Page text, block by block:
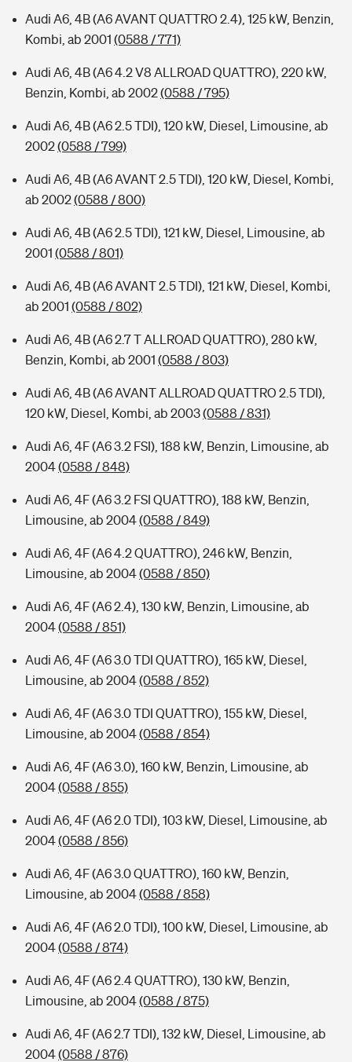
Audi A6, 4B (A6 AVANT QUATTRO 2.4), 125 kW, Benzin,
Kombi, ab 2001 (0588 / 771)
Audi A6, 4B (A6 4.2 V8 ALLROAD QUATTRO), 220 kW,
Benzin, Kombi, ab 2002(0588 / 795)
Audi A6, 4B (A6 2.5 TDI), 120 kW, Diesel, Limousine, ab
2002(0588 / 799)
Audi A6, 4B (A6 AVANT 2.5 TDI), 120 kW, Diesel, Kombi,
ab 2002(0588 / 800)
Audi A6, 4B (A6 2.5 TDI), 121 kW, Diesel, Limousine, ab
2001 (0588 / 801)
Audi A6, 4B (A6 AVANT 2.5 TDI), 121 kW, Diesel, Kombi,
ab 2001 (0588 / 802)
Audi A6, 4B (A6 2.7 T ALLROAD QUATTRO), 280 kW,
Benzin, Kombi, ab 2001 (0588 / 803)
Audi A6, 4B (A6 AVANT ALLROAD QUATTRO 2.5 TDI),
120 kW, Diesel, Kombi, ab 2003(0588 / 831)
Audi A6, 4F (A6 3.2 FSI), 188 kW, Benzin, Limousine, ab
2004(0588 / 848)
Audi A6, 4F (A6 3.2 FSI QUATTRO), 188 kW, Benzin,
Limousine, ab 2004(0588 / 849)
Audi A6, 4F (A6 4.2 QUATTRO), 246 kW, Benzin,
Limousine, ab 2004(0588 / 850)
Audi A6, 4F (A6 2.4), 130 kW, Benzin, Limousine, ab
2004(0588 / 851)
Audi A6, 4F (A6 3.0 TDI QUATTRO), 165 kW, Diesel,
Limousine, ab 2004(0588 / 852)
Audi A6, 4F (A6 3.0 TDI QUATTRO), 155 kW, Diesel,
Limousine, ab 2004(0588 / 854)
Audi A6, 4F (A6 3.0), 160 kW, Benzin, Limousine, ab
2004(0588 / 855)
Audi A6, 4F (A6 2.0 TDI), 103 kW, Diesel, Limousine, ab
2004(0588 / 856)
Audi A6, 4F (A6 3.0 QUATTRO), 160 kW, Benzin,
Limousine, ab 2004(0588 / 858)
Audi A6, 4F (A6 2.0 TDI), 100 kW, Diesel, Limousine, ab
2004(0588 / 874)
Audi A6, 4F (A6 2.4 QUATTRO), 130 kW, Benzin,
Limousine, ab 2004(0588 / 875)
Audi A6, 4F (A6 2.7 TDI), 132 kW, Diesel, Limousine, ab
2004(0588 / 876)